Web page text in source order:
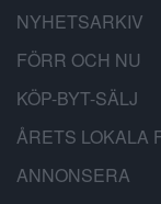
NYHETSARKIV
FÖRR OCH NU
KÖP-BYT-SÄLJ
ÅRETS LOKALA
ANNONSERA